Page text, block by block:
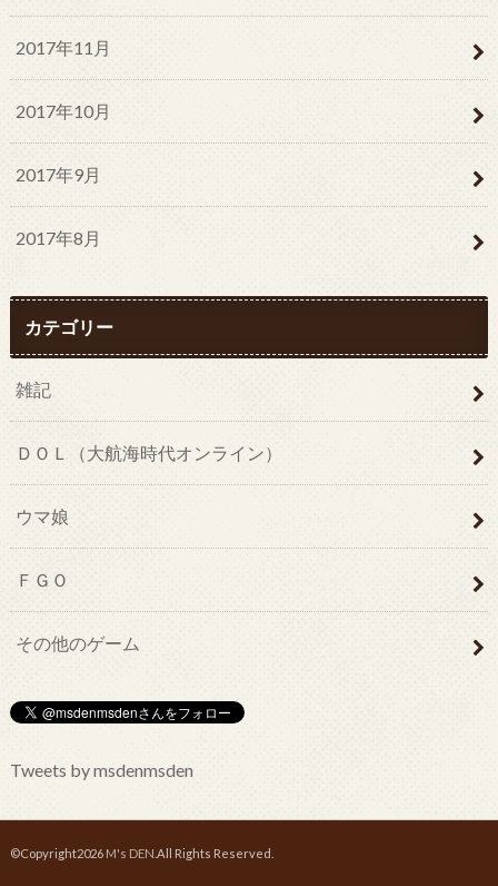
2017年11月
2017年10月
2017年9月
2017年8月
カテゴリー
雑記
ＤＯＬ（大航海時代オンライン）
ウマ娘
ＦＧＯ
その他のゲーム
Tweets by msdenmsden
©Copyright2026 M's DEN .All Rights Reserved.